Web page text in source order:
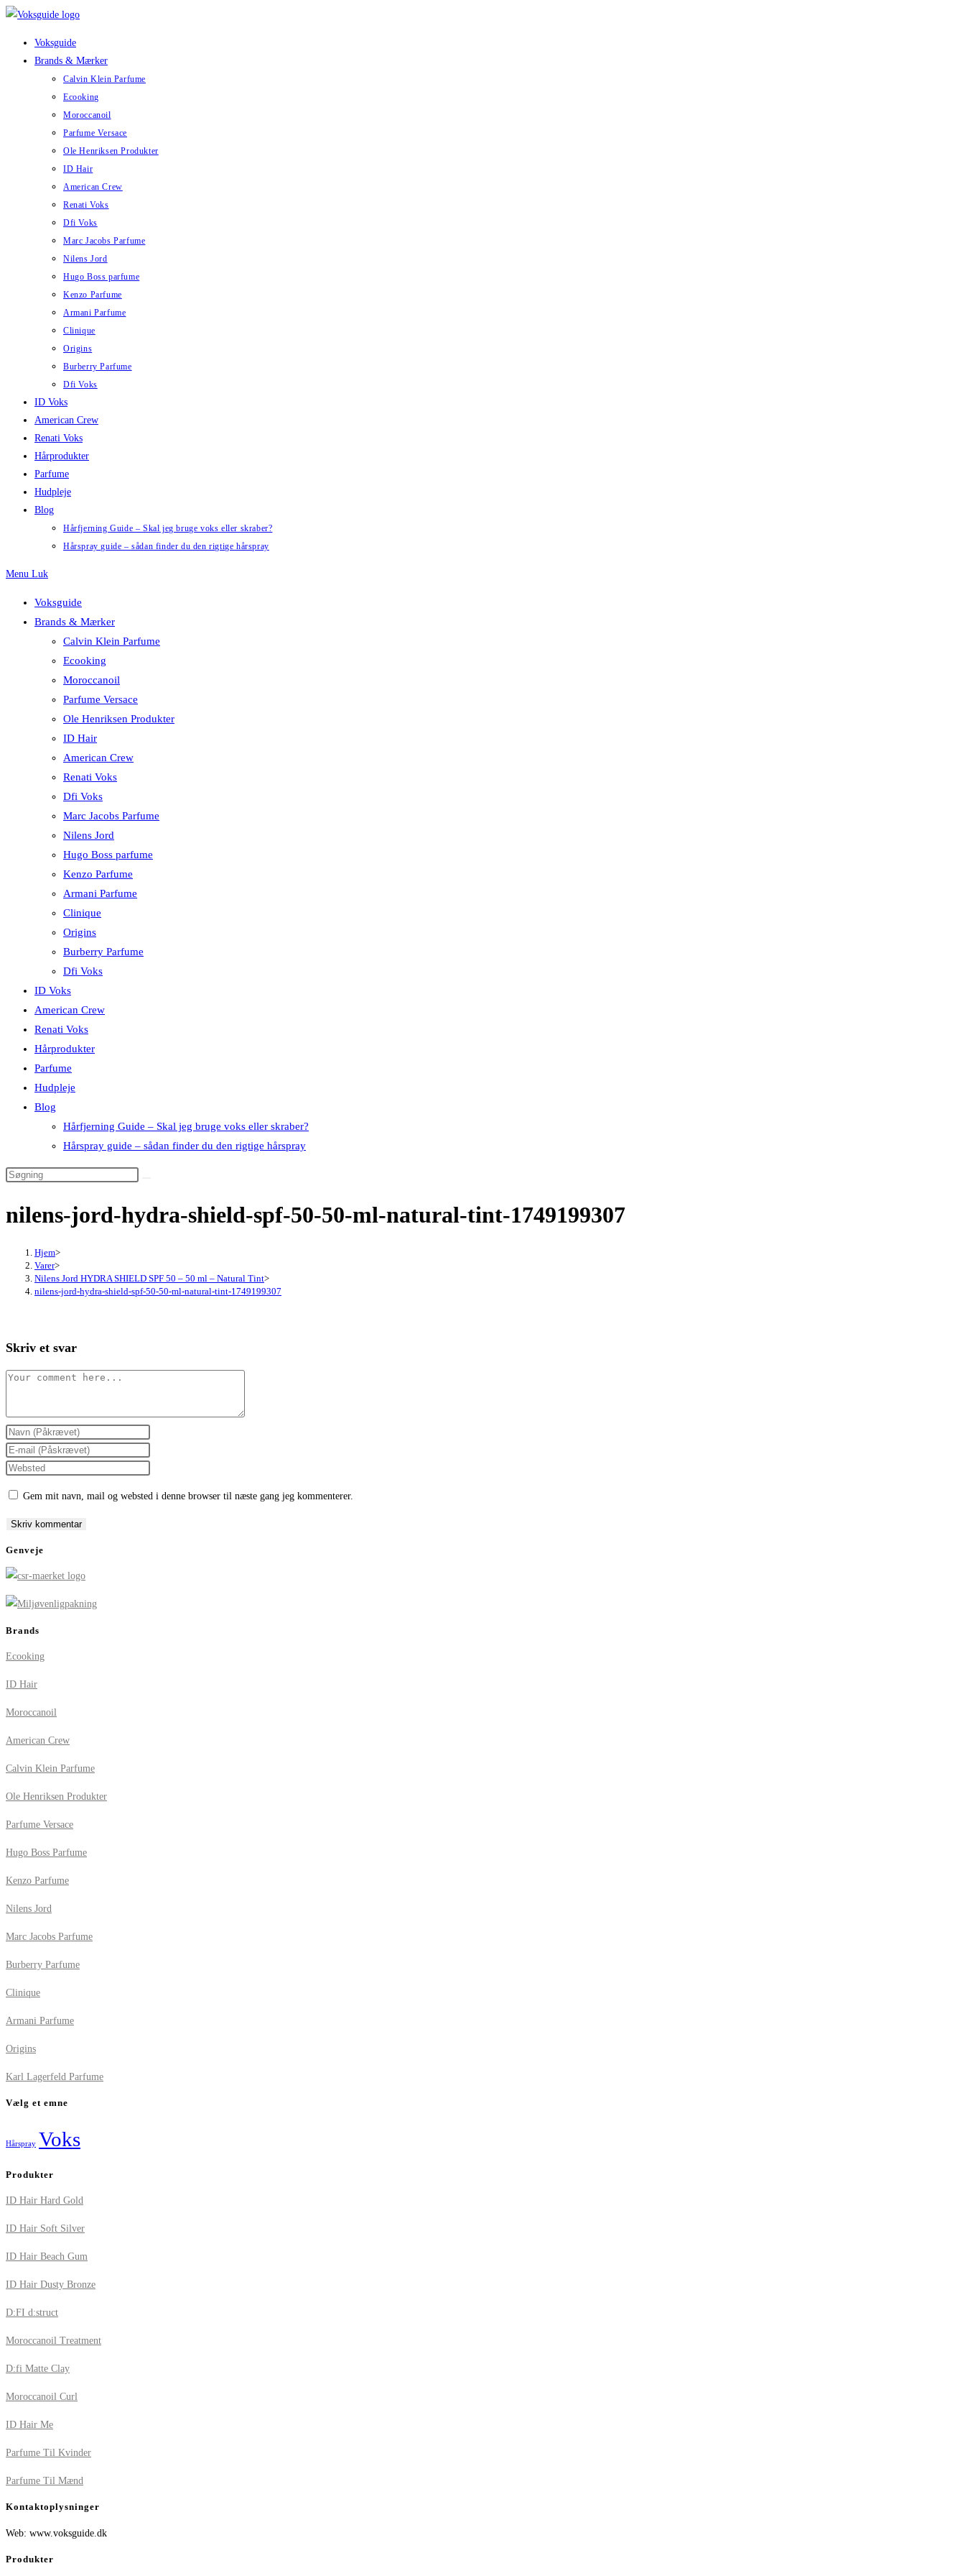
Skip
Voksguide
Brands & Mærker
Calvin Klein Parfume
Ecooking
Moroccanoil
Parfume Versace
Ole Henriksen Produkter
ID Hair
American Crew
Renati Voks
Dfi Voks
Marc Jacobs Parfume
Nilens Jord
Hugo Boss parfume
Kenzo Parfume
Armani Parfume
Clinique
Origins
Burberry Parfume
Dfi Voks
ID Voks
American Crew
Renati Voks
Hårprodukter
Parfume
Hudpleje
Blog
Hårfjerning Guide – Skal jeg bruge voks eller skraber?
Hårspray guide – sådan finder du den rigtige hårspray
Menu Luk
Voksguide
Brands & Mærker
Calvin Klein Parfume
Ecooking
Moroccanoil
Parfume Versace
Ole Henriksen Produkter
ID Hair
American Crew
Renati Voks
Dfi Voks
Marc Jacobs Parfume
Nilens Jord
Hugo Boss parfume
Kenzo Parfume
Armani Parfume
Clinique
Origins
Burberry Parfume
Dfi Voks
ID Voks
American Crew
Renati Voks
Hårprodukter
Parfume
Hudpleje
Blog
Hårfjerning Guide – Skal jeg bruge voks eller skraber?
Hårspray guide – sådan finder du den rigtige hårspray
nilens-jord-hydra-shield-spf-50-50-ml-natural-tint-1749199307
Hjem>
Varer>
Nilens Jord HYDRA SHIELD SPF 50 – 50 ml – Natural Tint>
nilens-jord-hydra-shield-spf-50-50-ml-natural-tint-1749199307
Skriv et svar
Comment
Enter
your
name
to
Enter
your
to
Enter
URL
Gem mit navn, mail og websted i denne browser til næste gang jeg kommenterer.
Genveje
Brands
Ecooking
ID Hair
Moroccanoil
American Crew
Calvin Klein Parfume
Ole Henriksen Produkter
Parfume Versace
Hugo Boss Parfume
Kenzo Parfume
Nilens Jord
Marc Jacobs Parfume
Burberry Parfume
Clinique
Armani Parfume
Origins
Karl Lagerfeld Parfume
Vælg et emne
Hårspray Voks
Produkter
ID Hair Hard Gold
ID Hair Soft Silver
ID Hair Beach Gum
ID Hair Dusty Bronze
D:FI d:struct
Moroccanoil Treatment
D:fi Matte Clay
Moroccanoil Curl
ID Hair Me
Parfume Til Kvinder
Parfume Til Mænd
Kontaktoplysninger
Web: www.voksguide.dk
Produkter